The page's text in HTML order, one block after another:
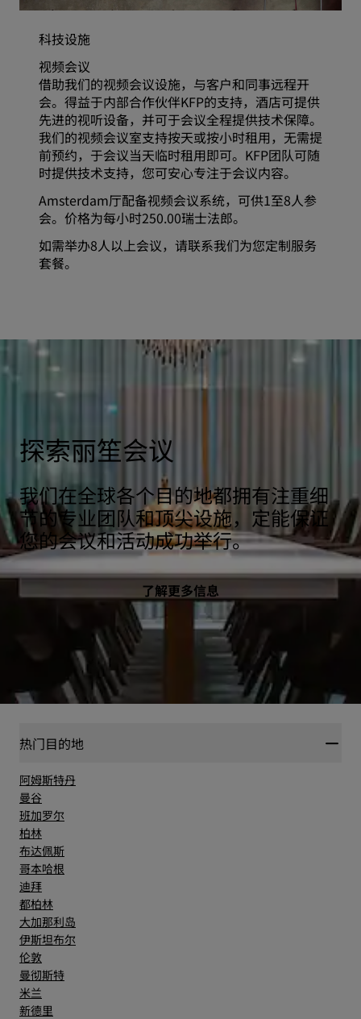
科技设施
视频会议
借助我们的视频会议设施，与客户和同事远程开
会。得益于内部合作伙伴KFP的支持，酒店可提供
先进的视听设备，并可于会议全程提供技术保障。
我们的视频会议室支持按天或按小时租用，无需提
前预约，于会议当天临时租用即可。KFP团队可随
时提供技术支持，您可安心专注于会议内容。
Amsterdam厅配备视频会议系统，可供1至8人参
会。价格为每小时250.00瑞士法郎。
如需举办8人以上会议，请联系我们为您定制服务
套餐。
探索丽笙会议
我们在全球各个目的地都拥有注重细
节的专业团队和顶尖设施，定能保证
您的会议和活动成功举行。
了解更多信息
热门目的地
阿姆斯特丹
曼谷
班加罗尔
柏林
布达佩斯
哥本哈根
迪拜
都柏林
大加那利岛
伊斯坦布尔
伦敦
曼彻斯特
米兰
新德里